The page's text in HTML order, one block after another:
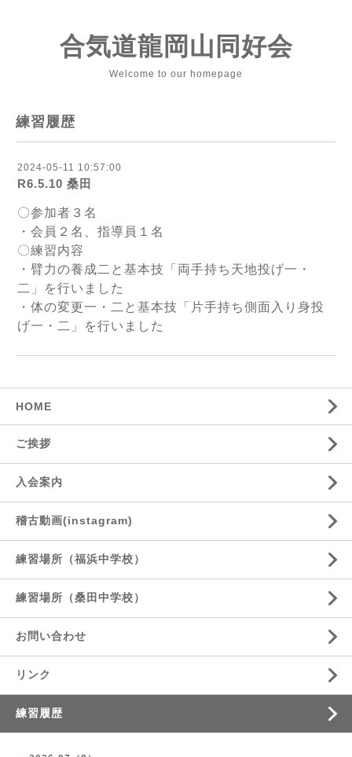
合気道龍岡山同好会
Welcome to our homepage
練習履歴
2024-05-11 10:57:00
R6.5.10 桑田
〇参加者３名
・会員２名、指導員１名
〇練習内容
・臂力の養成二と基本技「両手持ち天地投げ一・
二」を行いました
・体の変更一・二と基本技「片手持ち側面入り身投
げ一・二」を行いました
HOME
ご挨拶
入会案内
稽古動画(instagram)
練習場所（福浜中学校）
練習場所（桑田中学校）
お問い合わせ
リンク
練習履歴